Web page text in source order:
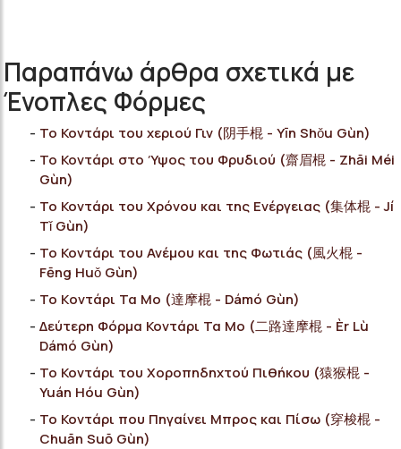
Παραπάνω άρθρα σχετικά με
Ένοπλες Φόρμες
Το Κοντάρι του χεριού Γιν (阴手棍 - Yīn Shǒu Gùn)
Το Κοντάρι στο Ύψος του Φρυδιού (齋眉棍 - Zhāi Méi
Gùn)
Το Κοντάρι του Χρόνου και της Ενέργειας (集体棍 - Jí
Tǐ Gùn)
Το Κοντάρι του Ανέμου και της Φωτιάς (風火棍 -
Fēng Huǒ Gùn)
Το Kοντάρι Τα Μο (達摩棍 - Dámó Gùn)
Δεύτερη Φόρμα Κοντάρι Τα Μο (二路達摩棍 - Èr Lù
Dámó Gùn)
Το Κοντάρι του Χοροπηδηχτού Πιθήκου (猿猴棍 -
Yuán Hóu Gùn)
Το Κοντάρι που Πηγαίνει Μπρος και Πίσω (穿梭棍 -
Chuān Suō Gùn)